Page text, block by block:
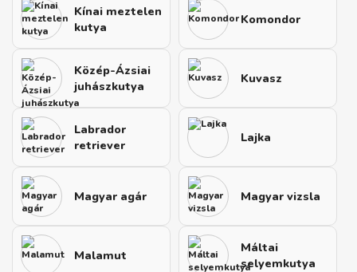
Kínai meztelen
kutya
Komondor
Közép-Ázsiai
juhászkutya
Kuvasz
Labrador
retriever
Lajka
Magyar agár Magyar vizsla
Malamut
Máltai
selyemkutya